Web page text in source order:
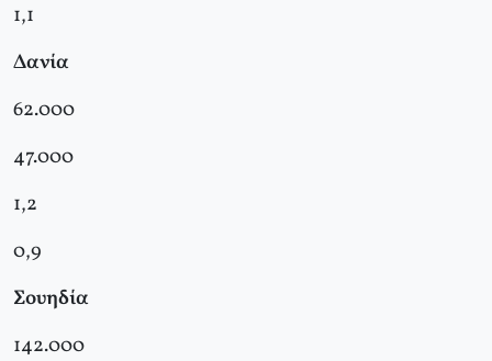
1,1
Δανία
62.000
47.000
1,2
0,9
Σουηδία
142.000